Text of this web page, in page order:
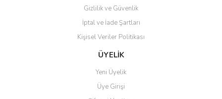
Gizlilik ve Güvenlik
İptal ve İade Şartları
Kişisel Veriler Politikası
ÜYELİK
Yeni Üyelik
Üye Girişi